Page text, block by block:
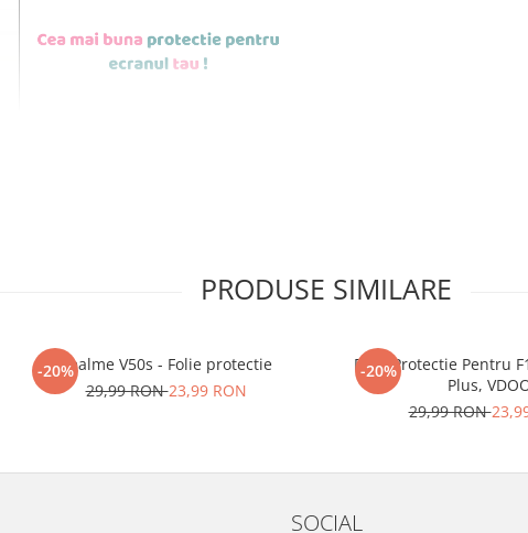
usor de aplicatsi le
foliilor NU
cu totii, ci este
si periculoase.
PRODUSE SIMILARE
-20%Realme V50s - Folie protectie
29,99 RON23,99 RON
-20%
Folie Protectie Pentru
Plus,
29,99 RON
SOCIAL